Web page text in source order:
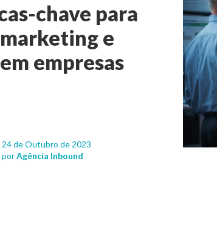
chave para
e
empresas
24 de Outubro de 2023
porAgência Inbound